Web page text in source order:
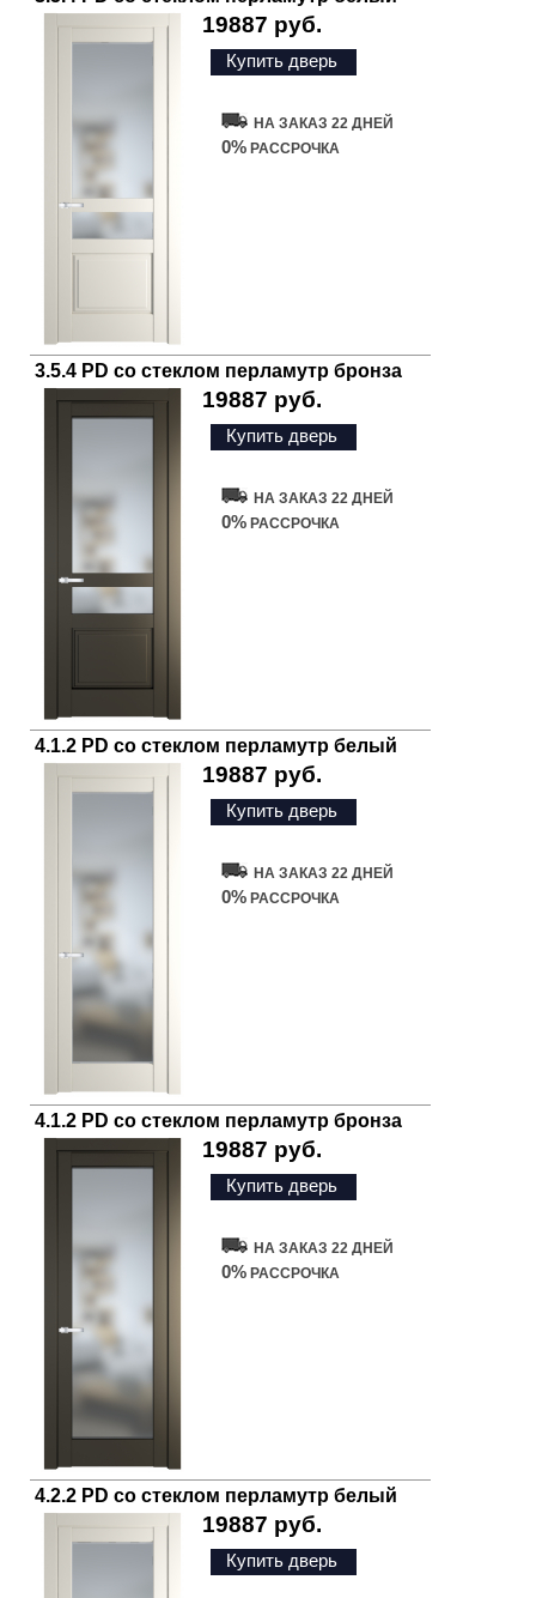
19887 руб.
Купить дверь
НА ЗАКАЗ 22 ДНЕЙ
0% РАССРОЧКА
3.5.4 PD со стеклом перламутр бронза
19887 руб.
Купить дверь
НА ЗАКАЗ 22 ДНЕЙ
0% РАССРОЧКА
4.1.2 PD со стеклом перламутр белый
19887 руб.
Купить дверь
НА ЗАКАЗ 22 ДНЕЙ
0% РАССРОЧКА
4.1.2 PD со стеклом перламутр бронза
19887 руб.
Купить дверь
НА ЗАКАЗ 22 ДНЕЙ
0% РАССРОЧКА
4.2.2 PD со стеклом перламутр белый
19887 руб.
Купить дверь